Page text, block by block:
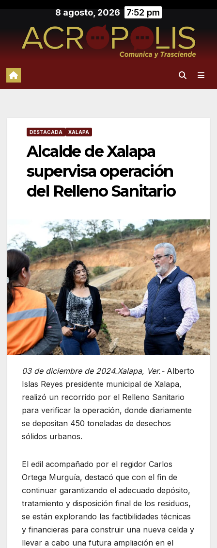
contenido
8 agosto, 2026 7:52 pm
DESTACADA XALAPA
Alcalde de Xalapa
supervisa operación
del Relleno Sanitario
03 de diciembre de 2024.Xalapa, Ver.-Alberto
Islas Reyes presidente municipal de Xalapa,
realizó un recorrido por el Relleno Sanitario
para verificar la operación, donde diariamente
se depositan 450 toneladas de desechos
sólidos urbanos.
El edil acompañado por el regidor Carlos
Ortega Murguía, destacó que con el fin de
continuar garantizando el adecuado depósito,
tratamiento y disposición final de los residuos,
se están explorando las factibilidades técnicas
y financieras para construir una nueva celda y
llevar a cabo una futura ampliación en el